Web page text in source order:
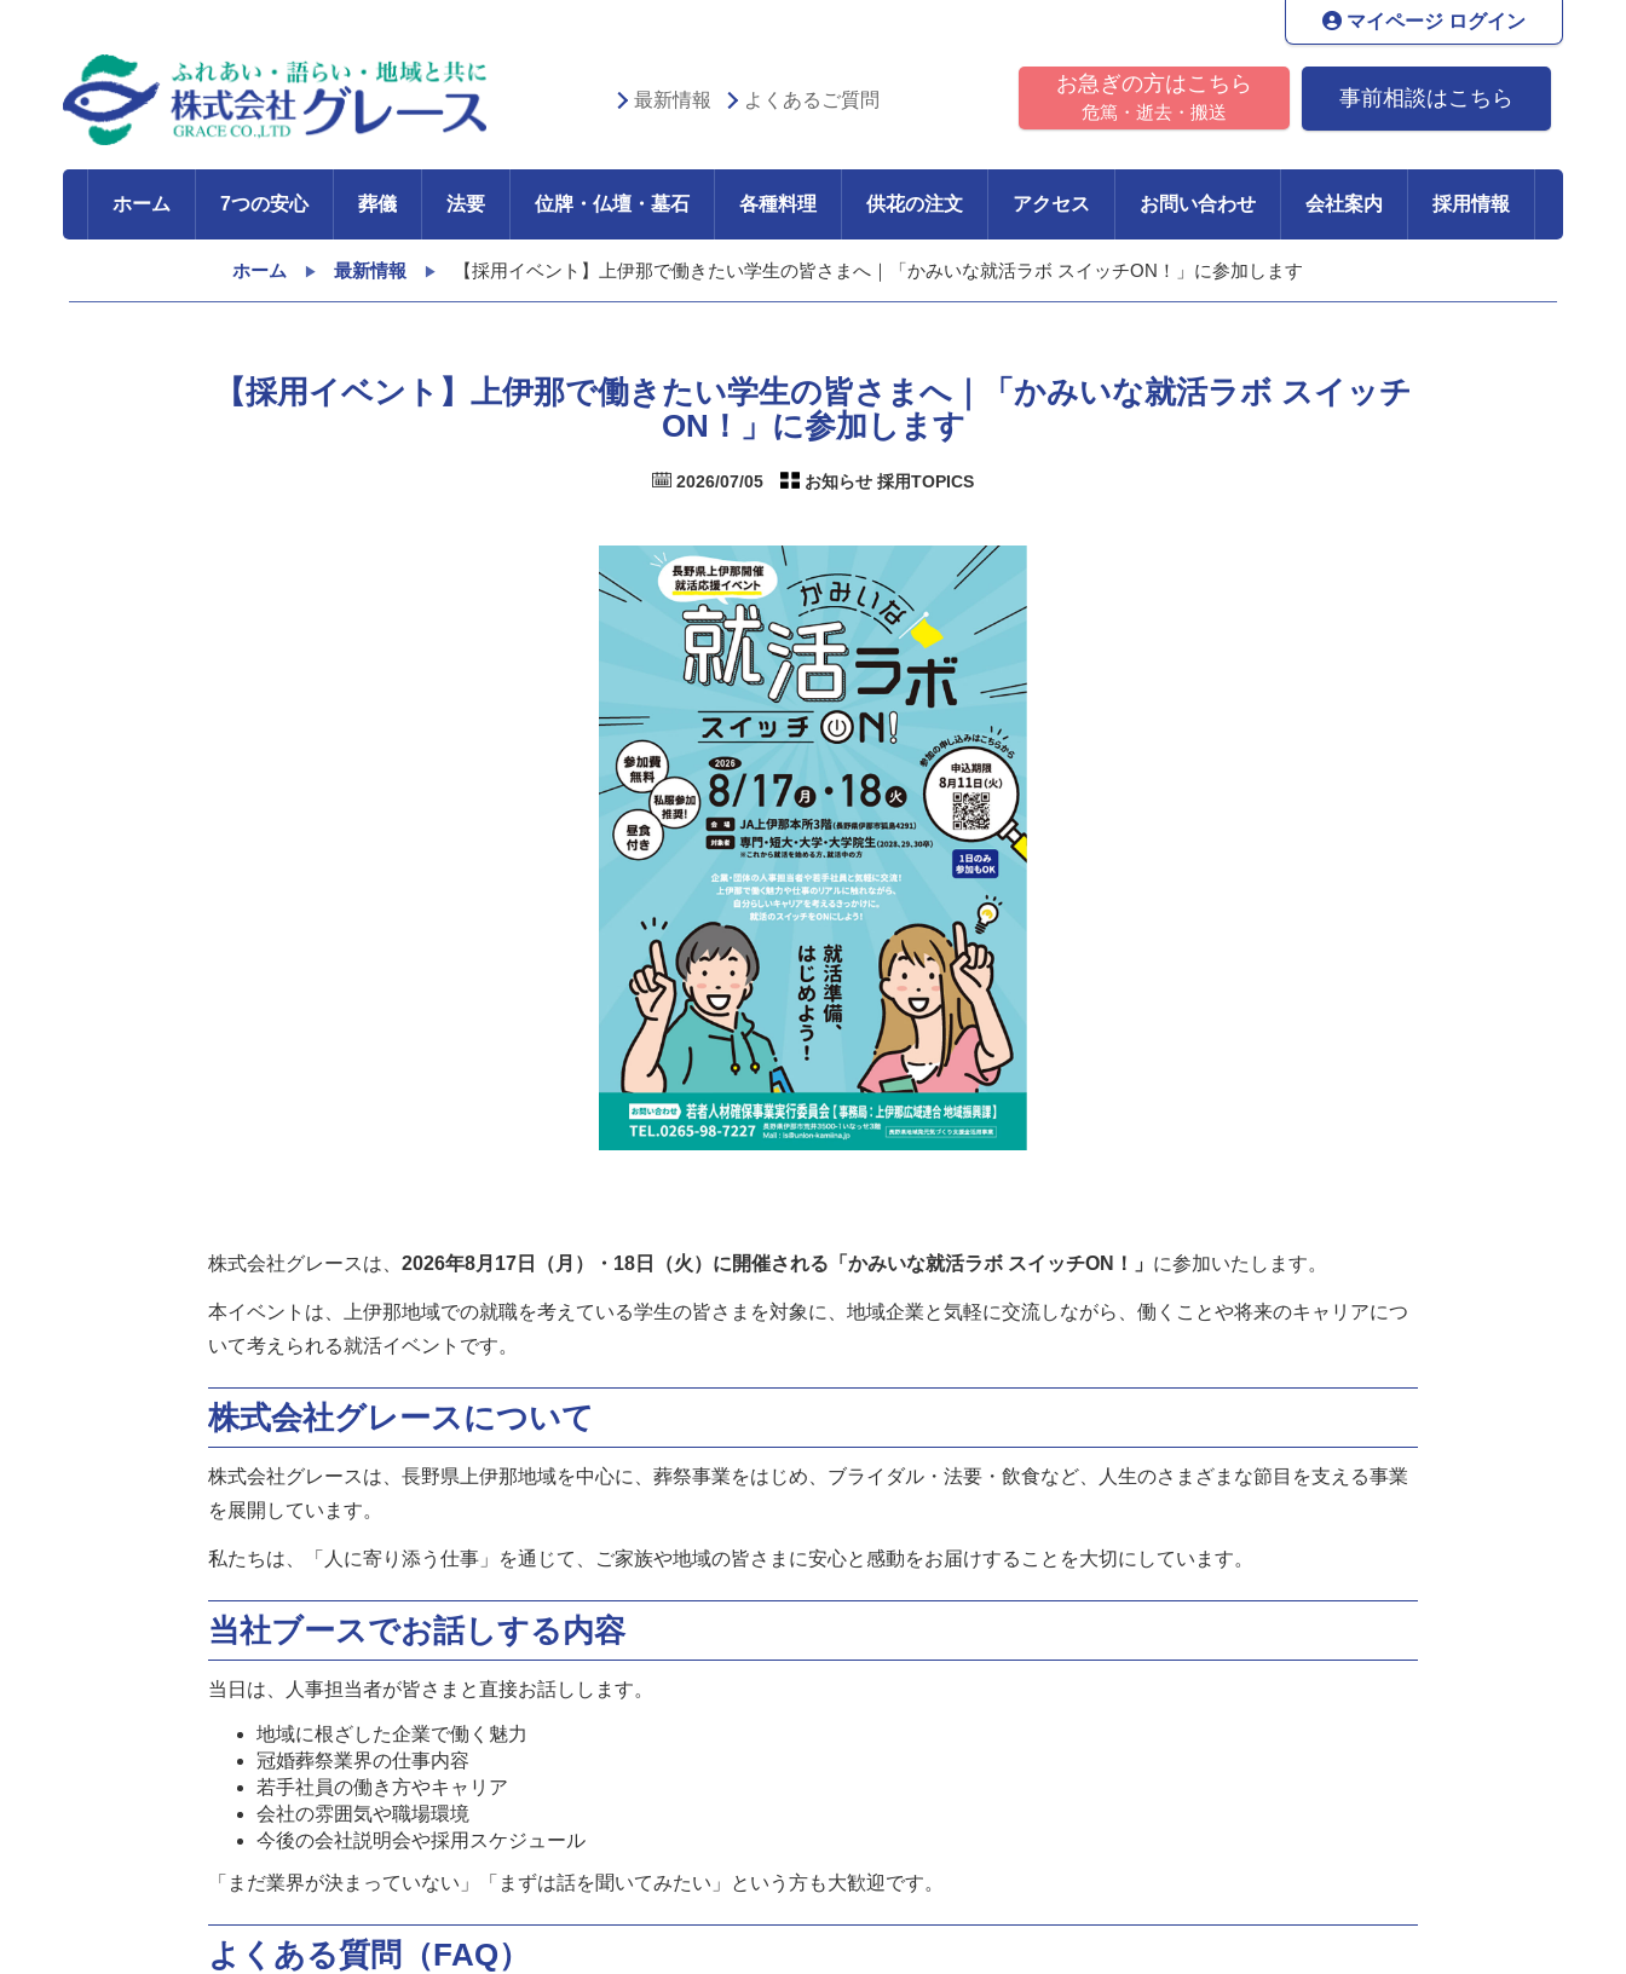
マイページ ログイン
お急ぎの方はこちら
危篤・逝去・搬送
事前相談はこちら
最新情報 よくあるご質問
ホーム 7つの安心 葬儀 法要 位牌・仏壇・墓石 各種料理 供花の注文 アクセス お問い合わせ 会社案内 採用情報
ホーム 最新情報 【採用イベント】上伊那で働きたい学生の皆さまへ｜「かみいな就活ラボ スイッチON！」に参加します
【採用イベント】上伊那で働きたい学生の皆さまへ｜「かみいな就活ラボ スイッチ
ON！」に参加します
2026/07/05 お知らせ 採用TOPICS
株式会社グレースは、 2026年8月17日（月）・18日（火）に開催される「かみいな就活ラボ スイッチON！」 に参加いたします。
本イベントは、上伊那地域での就職を考えている学生の皆さまを対象に、地域企業と気軽に交流しながら、働くことや将来のキャリアにつ
いて考えられる就活イベントです。
株式会社グレースについて
株式会社グレースは、長野県上伊那地域を中心に、葬祭事業をはじめ、ブライダル・法要・飲食など、人生のさまざまな節目を支える事業
を展開しています。
私たちは、「人に寄り添う仕事」を通じて、ご家族や地域の皆さまに安心と感動をお届けすることを大切にしています。
当社ブースでお話しする内容
当日は、人事担当者が皆さまと直接お話しします。
地域に根ざした企業で働く魅力
冠婚葬祭業界の仕事内容
若手社員の働き方やキャリア
会社の雰囲気や職場環境
今後の会社説明会や採用スケジュール
「まだ業界が決まっていない」「まずは話を聞いてみたい」という方も大歓迎です。
よくある質問（FAQ）